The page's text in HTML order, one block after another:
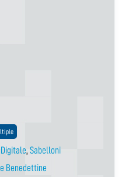
, Sabelloni
Benedettine